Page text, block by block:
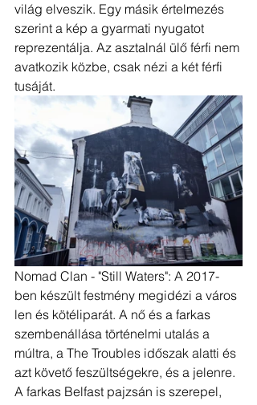
világ elveszik. Egy másik értelmezés
szerint a kép a gyarmati nyugatot
reprezentálja. Az asztalnál ülő férfi nem
avatkozik közbe, csak nézi a két férfi
tusáját.
Nomad Clan - "Still Waters": A 2017-
ben készült festmény megidézi a város
len és kötéliparát. A nő és a farkas
szembenállása történelmi utalás a
múltra, a The Troubles időszak alatti és
azt követő feszültségekre, és a jelenre.
A farkas Belfast pajzsán is szerepel,